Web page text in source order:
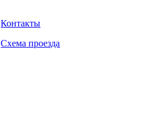
Контакты
Схема проезда